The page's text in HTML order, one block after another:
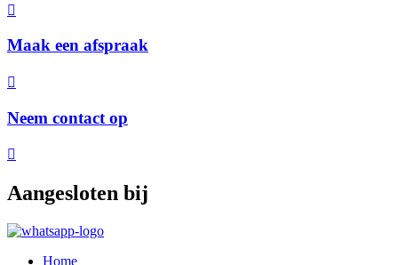
Maak een afspraak
Neem contact op
Aangesloten bij
Home